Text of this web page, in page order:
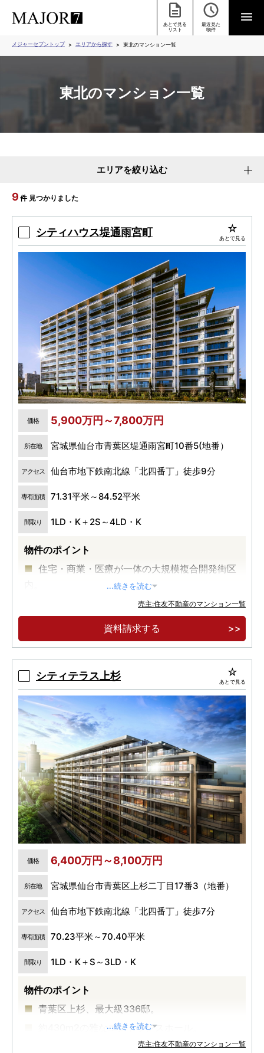
あとで見る
リスト
最近見た
物件
メジャーセブントップ エリアから探す 東北のマンション一覧
東北のマンション一覧
エリアを絞り込む
9 件 見つかりました
シティハウス堤通雨宮町 あとで見る
価格 5,900万円～7,800万円
所在地 宮城県仙台市青葉区堤通雨宮町10番5(地番）
アクセス 仙台市地下鉄南北線「北四番丁」徒歩9分
専有面積 71.31平米～84.52平米
間取り 1LD・K＋2S～4LD・K
物件のポイント
住宅・商業・医療が一体の大規模複合開発街区
大規模免震レジデンス２０４邸。
上杉山通小学校・上杉山中学校が通学区。
...続きを読む
売主:住友不動産のマンション一覧
資料請求する
シティテラス上杉 あとで見る
価格 6,400万円～8,100万円
所在地 宮城県仙台市青葉区上杉二丁目17番3（地番）
アクセス 仙台市地下鉄南北線「北四番丁」徒歩7分
専有面積 70.23平米～70.40平米
間取り 1LD・K＋S～3LD・K
物件のポイント
青葉区上杉、最大級336邸。
約430m2の雅なエントランスホール。
スパ・フィットネスなど多彩な共用施設。
...続きを読む
売主:住友不動産のマンション一覧